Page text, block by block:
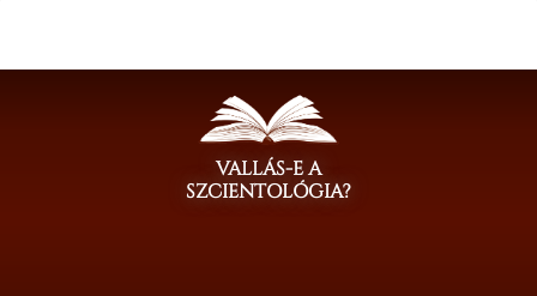
VALLÁS-E A
SZCIENTOLÓGIA?